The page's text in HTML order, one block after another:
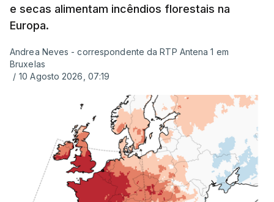
ERRO100
ERROR ON HTML5 MEDIA ELEMENT
ESTE CONTEÚDO ESTÁ NESTE
MOMENTO INDISPONÍVEL
Já a norte, na Escola Secundária de Rio Tinto, uma
outra equipa de reportagem confirmou quehá
e secas alimentam incêndios florestais na
Europa.
Andrea Neves - correspondente da RTP Antena 1 em
Bruxelas
/ 10 Agosto 2026, 07:19